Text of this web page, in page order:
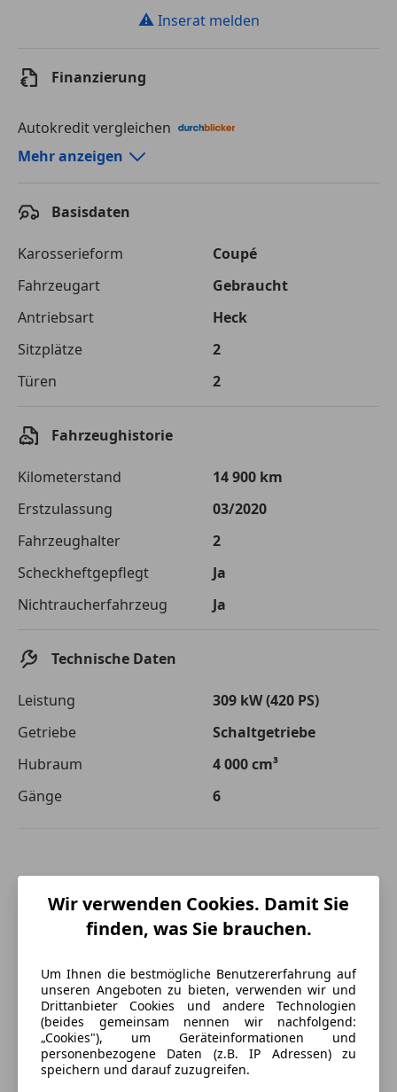
⚠ Inserat melden
Finanzierung
Autokredit vergleichen
Autokredit-Rechner von durchblicker.at
Laufzeit
120 Monate
Kreditbetrag
€ 75 000,-
Zu zahlender
Gesamtbetrag
€ 105 661,-
Effektivzinsatz
Sollzinssatz
7,25 %
Monatliche Rate € 880,51
von der von Ihnen gewählten Bank. Rückzahlungszeitraum 1-10
Jetzt berechnen
Mehr anzeigen
Basisdaten
Karosserieform
Coupé
Fahrzeugart
Gebraucht
Antriebsart
Heck
Sitzplätze
2
Türen
2
Fahrzeughistorie
Kilometerstand
14 900 km
Erstzulassung
03/2020
Fahrzeughalter
2
Scheckheftgepflegt
Ja
Nichtraucherfahrzeug
Ja
Technische Daten
Leistung
309 kW (420 PS)
Getriebe
Schaltgetriebe
Hubraum
4 000 cm³
Gänge
6
Wir verwenden Cookies. Damit Sie
finden, was Sie brauchen.
Um Ihnen die bestmögliche Benutzererfahrung auf
unseren Angeboten zu bieten, verwenden wir und
Drittanbieter Cookies und andere Technologien
(beides gemeinsam nennen wir nachfolgend:
„Cookies"), um Geräteinformationen und
personenbezogene Daten (z.B. IP Adressen) zu
speichern und darauf zuzugreifen.